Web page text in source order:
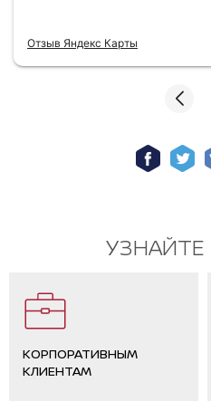
Отзыв Яндекс Карты
КОРПОРАТИВНЫМ
КЛИЕНТАМ